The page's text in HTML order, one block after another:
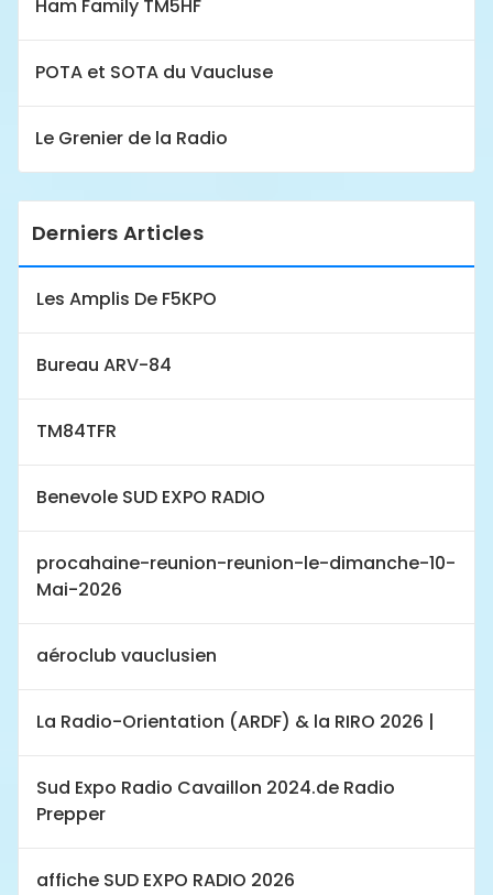
Ham Family TM5HF
POTA et SOTA du Vaucluse
Le Grenier de la Radio
Derniers Articles
Les Amplis De F5KPO
Bureau ARV-84
TM84TFR
Benevole SUD EXPO RADIO
procahaine-reunion-reunion-le-dimanche-10-
Mai-2026
aéroclub vauclusien
La Radio-Orientation (ARDF) & la RIRO 2026 |
Sud Expo Radio Cavaillon 2024.de Radio
Prepper
affiche SUD EXPO RADIO 2026